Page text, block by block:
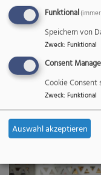
Funktional
Speichern von
Zweck: Funktional
Consent
Cookie Consent
Zweck: Funktional
Auswahl akzeptieren